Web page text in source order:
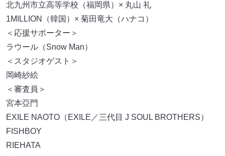
北九州市立高等学校（福岡県）× 丸山 礼
1MILLION（韓国）× 菊田竜大（ハナコ）
＜応援サポーター＞
ラウール（Snow Man）
＜スタジオゲスト＞
岡崎紗絵
＜審査員＞
宮本亞門
EXILE NAOTO（EXILE／三代目 J SOUL BROTHERS）
FISHBOY
RIEHATA